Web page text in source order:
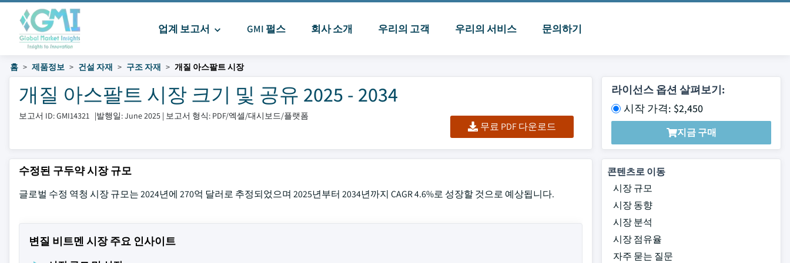
업계 보고서 GMI 펄스 회사 소개 우리의 고객 우리의 서비스 문의하기
홈 제품정보 건설 자재 구조 자재 개질 아스팔트 시장
개질 아스팔트 시장 크기 및 공유 2025 - 2034
보고서 ID: GMI14321 |발행일: June 2025 | 보고서 형식: PDF/엑셀/대시보드/플랫폼
무료 PDF 다운로드
라이선스 옵션 살펴보기:
시작 가격: $2,450
지금 구매
수정된 구두약 시장 규모
글로벌 수정 역청 시장 규모는 2024년에 270억 달러로 추정되었으며 2025년부터 2034년까지 CAGR 4.6%로 성장할 것으로 예상됩니다.
변질 비트멘 시장 주요 인사이트
콘텐츠로 이동
시장 규모
시장 동향
시장 분석
시장 점유율
자주 묻는 질문